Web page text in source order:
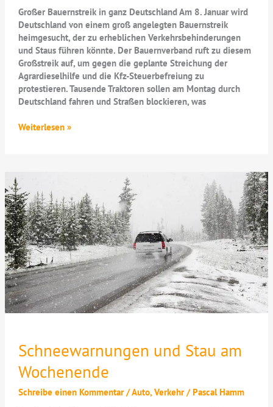
Großer Bauernstreik in ganz Deutschland Am 8. Januar wird
Deutschland von einem groß angelegten Bauernstreik
heimgesucht, der zu erheblichen Verkehrsbehinderungen
und Staus führen könnte. Der Bauernverband ruft zu diesem
Großstreik auf, um gegen die geplante Streichung der
Agrardieselhilfe und die Kfz-Steuerbefreiung zu
protestieren. Tausende Traktoren sollen am Montag durch
Deutschland fahren und Straßen blockieren, was
Bauernstreik
Weiterlesen »
Schneewarnungen und Stau am
Wochenende
Schreibe einen Kommentar /Auto,Verkehr/Pascal Hamm